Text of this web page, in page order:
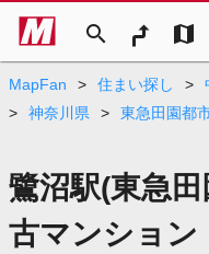
search map
MapFan > 住まい探し >
>
神奈川県 > 東急田園都
鷺沼駅(東急
古マンション